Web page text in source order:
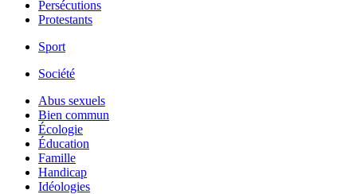
Persécutions
Protestants
Sport
Société
Abus sexuels
Bien commun
Écologie
Éducation
Famille
Handicap
Idéologies